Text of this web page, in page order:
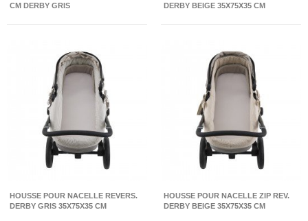
CM DERBY GRIS
DERBY BEIGE 35X75X35 CM
HOUSSE POUR NACELLE REVERS.
DERBY GRIS 35X75X35 CM
HOUSSE POUR NACELLE ZIP REV.
DERBY BEIGE 35X75X35 CM